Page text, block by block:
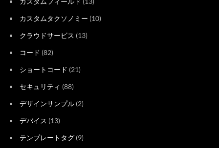
カスタムタクソノミー (10)
クラウドサービス (13)
コード (82)
ショートコード (21)
セキュリティ (88)
デザインサンプル (2)
デバイス (13)
テンプレートタグ (9)